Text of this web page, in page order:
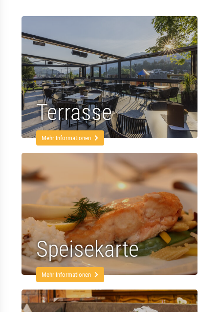
Terrasse
Mehr Informationen
Speisekarte
Mehr Informationen